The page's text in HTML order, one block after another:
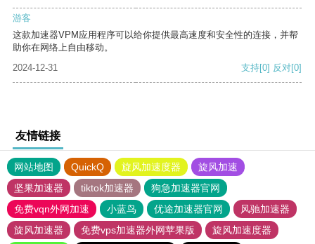
游客
这款加速器VPM应用程序可以给你提供最高速度和安全性的连接，并帮
助你在网络上自由移动。
2024-12-31
支持[0] 反对[0]
友情链接
网站地图 QuickQ 旋风加速度器
旋风加速
坚果加速器
tiktok加速器
狗急加速器官网
免费vqn外网加速
小蓝鸟 优途加速器官网
风驰加速器
旋风加速器
免费vps加速器外网苹果版
旋风加速度器